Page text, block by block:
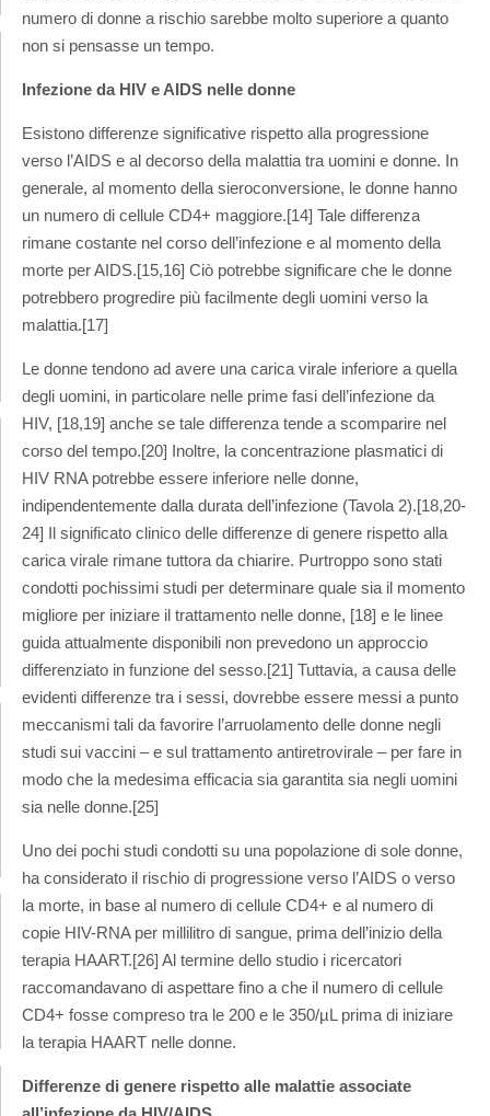
numero di donne a rischio sarebbe molto superiore a quanto
non si pensasse un tempo.
Infezione da HIV e AIDS nelle donne
Esistono differenze significative rispetto alla progressione
verso l’AIDS e al decorso della malattia tra uomini e donne. In
generale, al momento della sieroconversione, le donne hanno
un numero di cellule CD4+ maggiore.[14] Tale differenza
rimane costante nel corso dell’infezione e al momento della
morte per AIDS.[15,16] Ciò potrebbe significare che le donne
potrebbero progredire più facilmente degli uomini verso la
malattia.[17]
Le donne tendono ad avere una carica virale inferiore a quella
degli uomini, in particolare nelle prime fasi dell’infezione da
HIV, [18,19] anche se tale differenza tende a scomparire nel
corso del tempo.[20] Inoltre, la concentrazione plasmatici di
HIV RNA potrebbe essere inferiore nelle donne,
indipendentemente dalla durata dell’infezione (Tavola 2).[18,20-
24] Il significato clinico delle differenze di genere rispetto alla
carica virale rimane tuttora da chiarire. Purtroppo sono stati
condotti pochissimi studi per determinare quale sia il momento
migliore per iniziare il trattamento nelle donne, [18] e le linee
guida attualmente disponibili non prevedono un approccio
differenziato in funzione del sesso.[21] Tuttavia, a causa delle
evidenti differenze tra i sessi, dovrebbe essere messi a punto
meccanismi tali da favorire l’arruolamento delle donne negli
studi sui vaccini – e sul trattamento antiretrovirale – per fare in
modo che la medesima efficacia sia garantita sia negli uomini
sia nelle donne.[25]
Uno dei pochi studi condotti su una popolazione di sole donne,
ha considerato il rischio di progressione verso l’AIDS o verso
la morte, in base al numero di cellule CD4+ e al numero di
copie HIV-RNA per millilitro di sangue, prima dell’inizio della
terapia HAART.[26] Al termine dello studio i ricercatori
raccomandavano di aspettare fino a che il numero di cellule
CD4+ fosse compreso tra le 200 e le 350/µL prima di iniziare
la terapia HAART nelle donne.
Differenze di genere rispetto alle malattie associate